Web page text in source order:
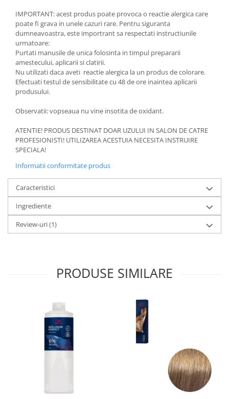
IMPORTANT: acest produs poate provoca o reactie alergica care
poate fi grava in unele cazuri rare. Pentru siguranta
dumneavoastra, este importrant sa respectati instructiunile
urmatoare:
Purtati manusile de unica folosinta in timpul prepararii
amestecului, aplicarii si clatirii.
Nu utilizati daca aveti reactie alergica la un produs de colorare.
Efectuati testul de sensibilitate cu 48 de ore inaintea aplicarii
produsului.
Observatii: vopseaua nu vine insotita de oxidant.
ATENTIE! PRODUS DESTINAT DOAR UZULUI IN SALON DE CATRE
PROFESIONISTI! UTILIZAREA ACESTUIA NECESITA INSTRUIRE
SPECIALA!
Informatii conformitate produs
Caracteristici
Ingrediente
Review-uri(1)
PRODUSE SIMILARE